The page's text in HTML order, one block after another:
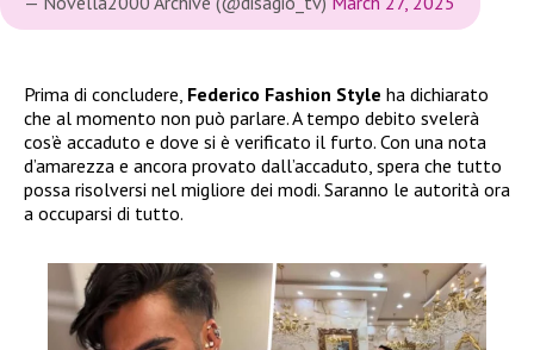
Prima di concludere, Federico Fashion Style ha dichiarato
che al momento non può parlare. A tempo debito svelerà
cos’è accaduto e dove si è verificato il furto. Con una nota
d’amarezza e ancora provato dall’accaduto, spera che tutto
possa risolversi nel migliore dei modi. Saranno le autorità ora
a occuparsi di tutto.